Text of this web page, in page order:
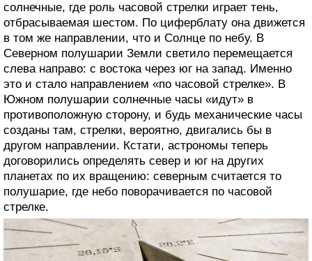
солнечные, где роль часовой стрелки играет тень,
отбрасываемая шестом. По циферблату она движется
в том же направлении, что и Солнце по небу. В
Северном полушарии Земли светило перемещается
слева направо: с востока через юг на запад. Именно
это и стало направлением «по часовой стрелке». В
Южном полушарии солнечные часы «идут» в
противоположную сторону, и будь механические часы
созданы там, стрелки, вероятно, двигались бы в
другом направлении. Кстати, астрономы теперь
договорились определять север и юг на других
планетах по их вращению: северным считается то
полушарие, где небо поворачивается по часовой
стрелке.